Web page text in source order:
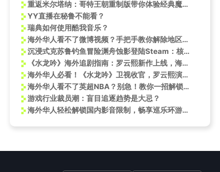
重返米尔塔纳：哥特王朝重制版带你体验经典魔幻之旅
YY直播在秘鲁不能看？
瑞典如何使用酷我音乐？
海外华人看不了微博视频？手把手教你解除地区限制，追剧追综不再愁！
沉浸式克苏鲁钓鱼冒险渊舟蚀影登陆Steam：核灾后的深海恐惧
《水龙吟》海外追剧指南：罗云熙新作上线，海外党如何解锁观看限制？
海外华人必看！《水龙吟》卫视收官，罗云熙演绎侠义江湖引热议
海外华人看不了英超NBA？别急！教你一招解锁咪咕视频《长安二十四计》梦幻联动
游戏行业裁员潮：盲目追逐趋势是大忌？
海外华人轻松解锁国内影音限制，畅享巡乐环游记等热门节目